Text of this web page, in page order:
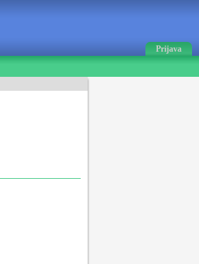
Prijava